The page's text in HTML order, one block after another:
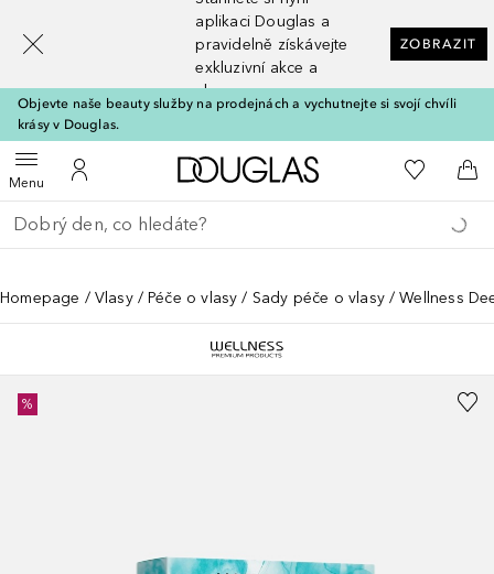
aplikaci Douglas a
pravidelně získávejte
exkluzivní akce a
slevy
ZOBRAZIT
Objevte naše beauty služby na prodejnách a vychutnejte si svojí chvíli
krásy v Douglas.
MenuOtevřít menuK mému účtu
Domů K mému
Do
Vraťte se
Proveďte vyhledávání
Homepage Vlasy Péče o vlasy Sady péče o vlasy Wellness
%
[navigation.slideout.screenreader]